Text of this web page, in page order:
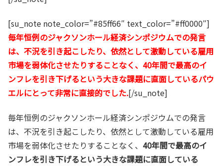
[su_note note_color=”#85ff66″ text_color=”#ff0000″]
毎年恒例のジャクソンホール経済シンポジウムでの発言
は、不況を引き起こしたり、依然として激動している雇用
市場を弱体化させたりすることなく、40年間で最高のイ
ンフレを引き下げるという大きな課題に直面しているパウ
エルにとって非常に直接的でした.[/su_note]
毎年恒例のジャクソンホール経済シンポジウムでの発言
は、不況を引き起こしたり、依然として激動している雇用
市場を弱体化させたりすることなく、 40年間で最高のイ
ンフレを引き下げるという大きな課題に直面している